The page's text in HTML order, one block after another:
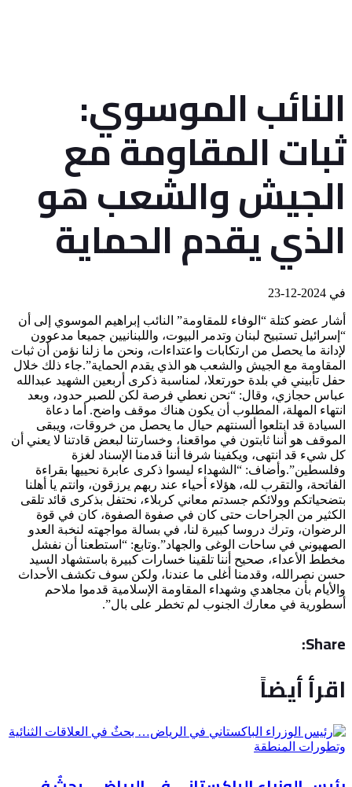
النائب الموسوي:
ثبات المقاومة مع
الجيش والشعب هو
الذي يقدم الحماية
في
أشار عضو كتلة “الوفاء للمقاومة” النائب إبراهيم الموسوي إلى أن
“إسرائيل تستبيح لبنان وتدمر البيوت، واللبنانيين جميعا مدعوون
لإدانة ما يحصل من ارتكابات واعتداءات، ونحن ما زلنا نؤمن أن ثبات
المقاومة مع الجيش والشعب هو الذي يقدم الحماية”.جاء ذلك خلال
حفل تأبيني في بلدة حورتعلا، لمناسبة ذكرى أربعين الشهيد عبدالله
عباس حجازي، وقال: “نحن نعطي فرصة لكن للصبر حدود، وبعد
انتهاء المهلة، المطلوب أن يكون هناك موقف واضح. أما دعاة
السيادة قد ابتلعوا ألسنتهم حيال ما يحصل من خروقات، ويبقى
الموقف هو أننا ثابتون في مواقعنا، وخسارتنا لبعض قادتنا لا يعني أن
كل شيء قد انتهى، ويكفينا شرفا أننا قدمنا الإسناد لغزة
وفلسطين”.وأضاف: “الشهداء ليسوا ذكرى عابرة نحييها بقراءة
الفاتحة، والتقرب لله، هؤلاء أحياء عند ربهم يرزقون، وانتم يا أهلنا
بتضحياتكم وولائكم جسدتم معاني كربلاء، نحتفل بذكرى قائد تلقى
الكثير من الجراحات حتى كان في صفوة الصفوة، كان في قوة
الرضوان، وترك دروسا كبيرة لنا، في بسالة مواجهته لنخبة العدو
الصهيوني في ساحات الوغى والجهاد”.وتابع: “استطعنا أن نفشل
مخطط الأعداء، صحيح أننا تلقينا خسارات كبيرة باستشهاد السيد
حسن نصرالله، وقدمنا أغلى ما عندنا، ولكن سوف تكشف الأحداث
والأيام بأن مجاهدي وشهداء المقاومة الإسلامية قدموا ملاحم
أسطورية في معارك الجنوب لم تخطر على بال”.
Share:
اقرأ أيضاً